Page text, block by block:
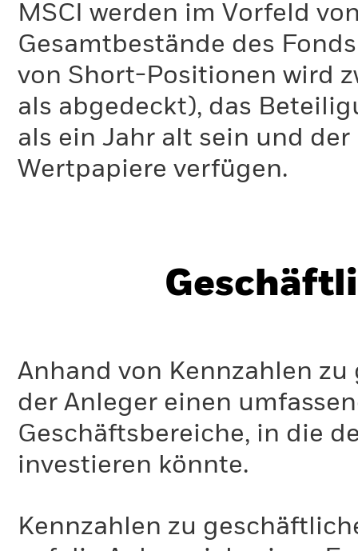
MSCI werden im Vorfeld
Gesamtbestände des
von Short-Positionen wird
als abgedeckt), das
als ein Jahr alt sein und
Wertpapiere verfügen.
Anhand von Kennzahlen
der Anleger einen
Geschäftsbereiche, in die
investieren könnte.
Kennzahlen zu